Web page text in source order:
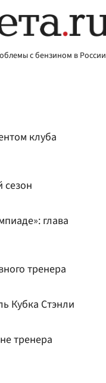
с бензином в России
клуба
сезон
глава
тренера
Кубка Стэнли
тренера